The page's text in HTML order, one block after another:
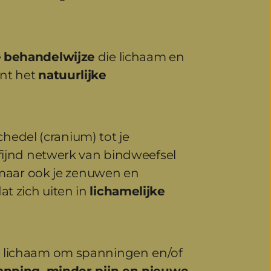
behandelwijze die lichaam en
het natuurlijke
(cranium) tot je
netwerk van bindweefsel
ook je zenuwen en
zich uiten in lichamelijke
om spanningen en/of